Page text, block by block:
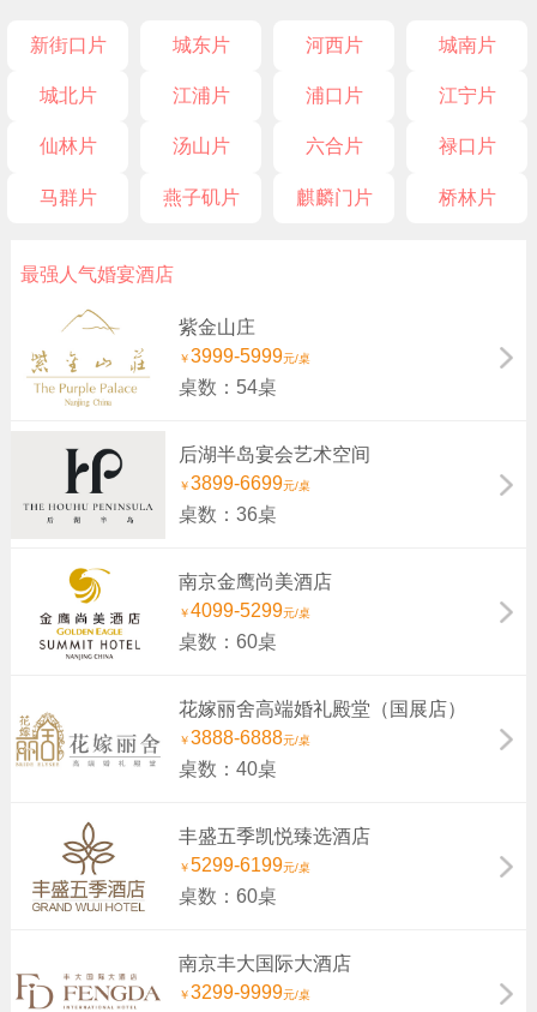
新街口片 城东片 河西片 城南片
城北片 江浦片 浦口片 江宁片
仙林片 汤山片 六合片 禄口片
马群片 燕子矶片 麒麟门片 桥林片
最强人气婚宴酒店
紫金山庄
￥3999-5999元/桌
桌数：54桌
后湖半岛宴会艺术空间
￥3899-6699元/桌
桌数：36桌
南京金鹰尚美酒店
￥4099-5299元/桌
桌数：60桌
花嫁丽舍高端婚礼殿堂（国展店）
￥3888-6888元/桌
桌数：40桌
丰盛五季凯悦臻选酒店
￥5299-6199元/桌
桌数：60桌
南京丰大国际大酒店
￥3299-9999元/桌